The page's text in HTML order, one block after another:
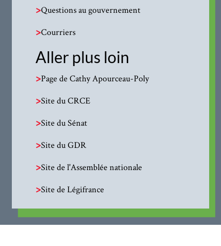
>Questions au gouvernement
>Courriers
Aller plus loin
>Page de Cathy Apourceau-Poly
>Site du CRCE
>Site du Sénat
>Site du GDR
>Site de l'Assemblée nationale
>Site de Légifrance